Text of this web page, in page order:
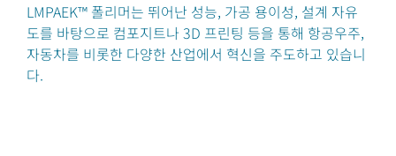
LMPAEK™ 폴리머는 뛰어난 성능, 가공 용이성, 설계 자유
도를 바탕으로 컴포지트나 3D 프린팅 등을 통해 항공우주,
자동차를 비롯한 다양한 산업에서 혁신을 주도하고 있습니
다.